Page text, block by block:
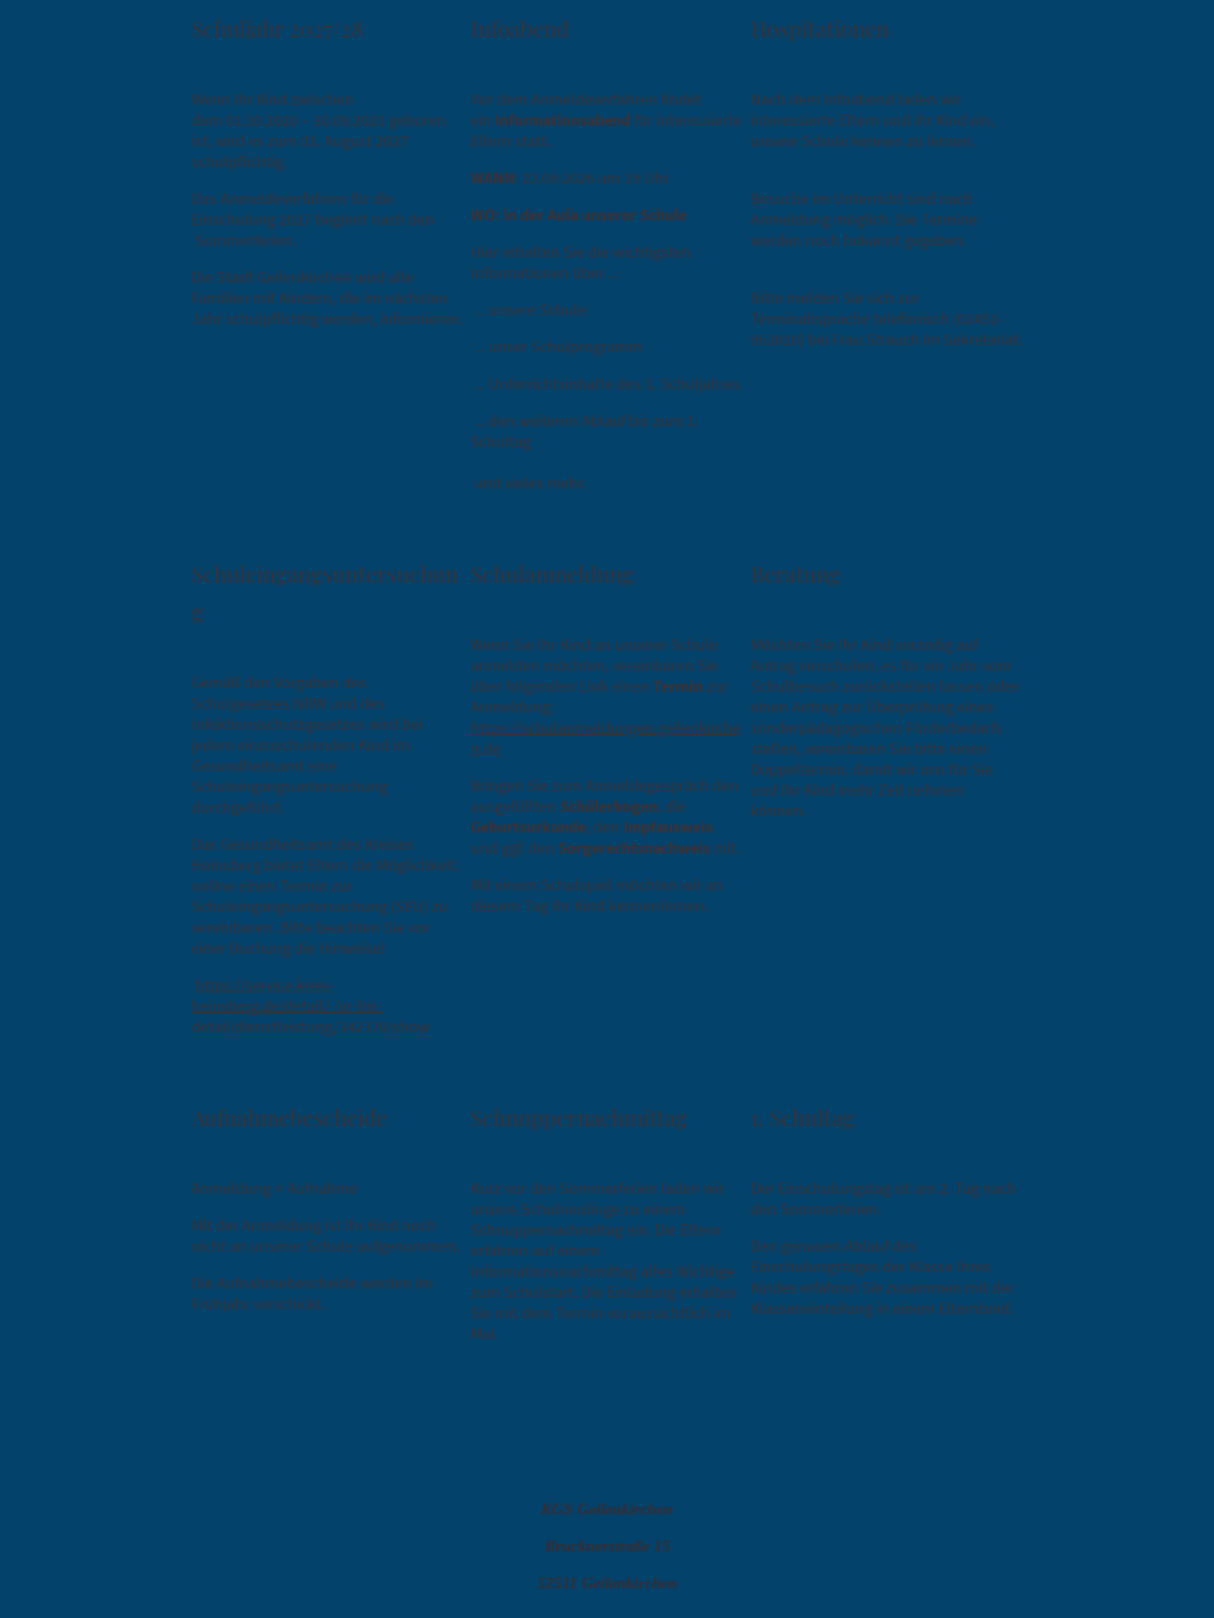
Schuljahr 2027/28
Wenn Ihr Kind zwischen
dem 01.10.2020 – 30.09.2021 geboren
ist, wird es zum 01. August 2027
schulpflichtig.
Das Anmeldeverfahren für die
Einschulung 2027 beginnt nach den
Sommerferien.
Die Stadt Geilenkirchen wird alle
Familien mit Kindern, die im nächsten
Jahr schulpflichtig werden, informieren.
Infoabend
Vor dem Anmeldeverfahren findet
ein Informationsabendfür interessierte
Eltern statt.
WANN: 22.09.2026 um 19 Uhr
WO: in der Aula unserer Schule
Hier erhalten Sie die wichtigsten
Informationen über ...
... unsere Schule
... unser Schulprogramm
... Unterrichtsinhalte des 1. Schuljahres
... den weiteren Ablauf bis zum 1.
Schultag
und vieles mehr.
Hospitationen
Nach dem Infoabend laden wir
interessierte Eltern und ihr Kind ein,
unsere Schule kennen zu lernen.
Besuche im Unterricht sind nach
Anmeldung möglich. Die Termine
werden noch bekannt gegeben.
Bitte melden Sie sich zur
Terminabsprache telefonisch (02451-
953010) bei Frau Strauch im Sekretariat.
Schuleingangsuntersuchun
g
Gemäß den Vorgaben des
Schulgesetzes NRW und des
Infektionsschutzgesetzes wird bei
jedem einzuschulenden Kind im
Gesundheitsamt eine
Schuleingangsuntersuchung
durchgeführt.
Das Gesundheitsamt des Kreises
Heinsberg bietet Eltern die Möglichkeit,
online einen Termin zur
Schuleingangsuntersuchung (SEU) zu
vereinbaren. Bitte beachten Sie vor
einer Buchung die Hinweise!
https://service.kreis-
heinsberg.de/detail/-/vr-bis-
detail/dienstleistung/342370/show
Schulanmeldung
Wenn Sie Ihr Kind an unserer Schule
anmelden möchten, vereinbaren Sie
über folgenden Link einenTerminzur
Anmeldung:
https://schulanmeldungen.geilenkirche
n.de
Bringen Sie zum Anmeldegespräch den
ausgefüllten Schülerbogen, die
Geburtsurkunde, den Impfausweis
und ggf. den Sorgerechtsnachweis mit.
Mit einem Schulspiel möchten wir an
diesem Tag Ihr Kind kennenlernen.
Beratung
Möchten Sie Ihr Kind vorzeitig auf
Antrag einschulen, es für ein Jahr vom
Schulbesuch zurückstellen lassen oder
einen Antrag zur Überprüfung eines
sonderpädagogischen Förderbedarfs
stellen, vereinbaren Sie bitte einen
Doppeltermin, damit wir uns für Sie
und Ihr Kind mehr Zeit nehmen
können.
Aufnahmebescheide
Anmeldung ≠ Aufnahme
Mit der Anmeldung ist Ihr Kind noch
nicht an unserer Schule aufgenommen.
Die Aufnahmebescheide werden im
Frühjahr verschickt.
Schnuppernachmittag
Kurz vor den Sommerferien laden wir
unsere Schulneulinge zu einem
Schnuppernachmittag ein. Die Eltern
erfahren auf einem
Informationsnachmittag alles Wichtige
zum Schulstart. Die Einladung erhalten
Sie mit dem Termin voraussichtlich im
Mai.
1. Schultag
Der Einschulungstag ist am 2. Tag nach
den Sommerferien.
Den genauen Ablauf des
Einschulungstages der Klasse Ihres
Kindes erfahren Sie zusammen mit der
Klasseneinteilung in einem Elternbrief.
KGS Geilenkirchen
Brucknerstraße 15
52511 Geilenkirchen